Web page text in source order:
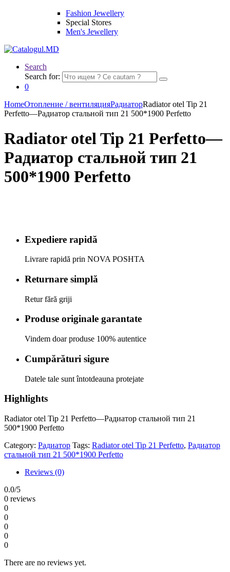
Fashion Jewellery
Special Stores
Men's Jewellery
Search
Search for:
0
HomeОтопление / вентиляцияРадиаторRadiator otel Tip 21
Perfetto—Радиатор стальной тип 21 500*1900 Perfetto
Radiator otel Tip 21 Perfetto—
Радиатор стальной тип 21
500*1900 Perfetto
Expediere rapidă
Livrare rapidă prin NOVA POSHTA
Returnare simplă
Retur fără griji
Produse originale garantate
Vindem doar produse 100% autentice
Cumpărături sigure
Datele tale sunt întotdeauna protejate
Highlights
Radiator otel Tip 21 Perfetto—Радиатор стальной тип 21
500*1900 Perfetto
Category: Радиатор Tags: Radiator otel Tip 21 Perfetto, Радиатор
стальной тип 21 500*1900 Perfetto
Reviews (0)
0.0/5
0 reviews
0
0
0
0
0
There are no reviews yet.